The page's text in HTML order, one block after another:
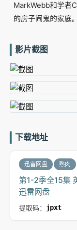
MarkWebb和学者
的房子闹鬼的家庭。
影片截图
下载地址
迅雷网盘 熟肉
第1-2季全15集
迅雷网盘
提取码： jpxt